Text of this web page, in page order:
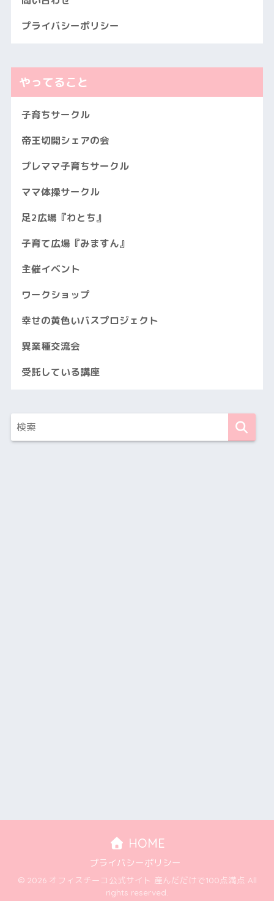
プライバシーポリシー
やってること
子育ちサークル
帝王切開シェアの会
プレママ子育ちサークル
ママ体操サークル
足2広場『わとち』
子育て広場『みますん』
主催イベント
ワークショップ
幸せの黄色いバスプロジェクト
異業種交流会
受託している講座
HOME
プライバシーポリシー
© 2026 オフィスチーコ公式サイト 産んだだけで100点満点 All
rights reserved.